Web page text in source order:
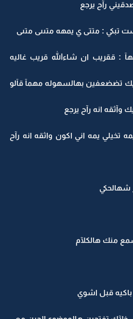
رآح يرجع
تبكي : متتى ي يمهه متىىى متىى
ققريب ان شاءالله قريب غاليه
تضضعفين بهالسهوله مهمآ قآلو
وآثقه انه رآح يرجع
تخيلي يمه اني اكون واثقه انه رآح
شهالحكي
منك هالكلآم
قبل اشوي